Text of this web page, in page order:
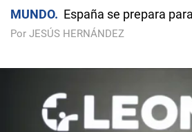
MUNDO España se prepara
Por JESÚS HERNÁNDEZ